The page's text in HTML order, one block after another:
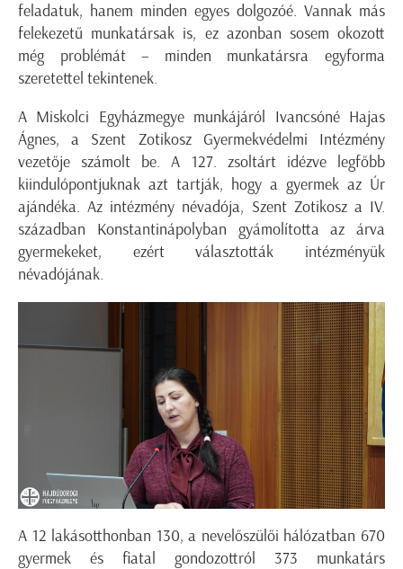
feladatuk, hanem minden egyes dolgozóé. Vannak más
felekezetű munkatársak is, ez azonban sosem okozott
még problémát – minden munkatársra egyforma
szeretettel tekintenek.
A Miskolci Egyházmegye munkájáról Ivancsóné Hajas
Ágnes, a Szent Zotikosz Gyermekvédelmi Intézmény
vezetője számolt be. A 127. zsoltárt idézve legfőbb
kiindulópontjuknak azt tartják, hogy a gyermek az Úr
ajándéka. Az intézmény névadója, Szent Zotikosz a IV.
században Konstantinápolyban gyámolította az árva
gyermekeket, ezért választották intézményük
névadójának.
A 12 lakásotthonban 130, a nevelőszülői hálózatban 670
gyermek és fiatal gondozottról 373 munkatárs